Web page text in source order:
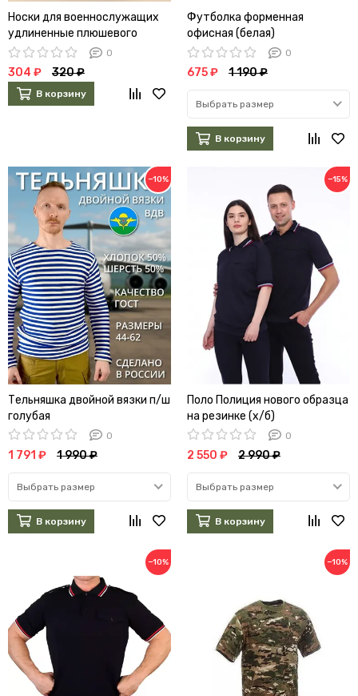
Носки для военнослужащих
удлиненные плюшевого
плетения п/ш (А)
0
304 ₽ 320 ₽
В корзину
Футболка форменная
офисная (белая)
0
675 ₽ 1 190 ₽
Выбрать размер
В корзину
−10%
Тельняшка двойной вязки п/ш
голубая
0
1 791 ₽ 1 990 ₽
Выбрать размер
В корзину
−15%
Поло Полиция нового образца
на резинке (х/б)
0
2 550 ₽ 2 990 ₽
Выбрать размер
В корзину
−10% −10%